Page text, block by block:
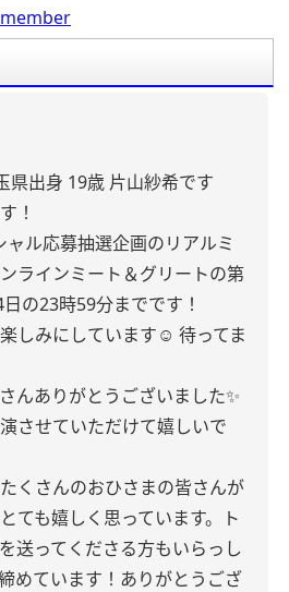
県出身 19歳 片山紗希です
！
ャル応募抽選企画のリアルミ
ラインミート＆グリートの第
の23時59分までです！
しみにしています☺️ 待ってま
んありがとうございました✨
させていただけて嬉しいで
くさんのおひさまの皆さんが
ても嬉しく思っています。ト
送ってくださる方もいらっし
めています！ありがとうござ